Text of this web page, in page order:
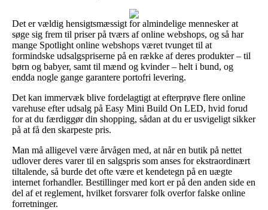
Det er vældig hensigtsmæssigt for almindelige mennesker at
søge sig frem til priser på tværs af online webshops, og så har
mange Spotlight online webshops været tvunget til at
formindske udsalgspriserne på en række af deres produkter – til
børn og babyer, samt til mænd og kvinder – helt i bund, og
endda nogle gange garantere portofri levering.
Det kan immervæk blive fordelagtigt at efterprøve flere online
varehuse efter udsalg på Easy Mini Build On LED, hvid forud
for at du færdiggør din shopping, sådan at du er usvigeligt sikker
på at få den skarpeste pris.
Man må alligevel være årvågen med, at når en butik på nettet
udlover deres varer til en salgspris som anses for ekstraordinært
tiltalende, så burde det ofte være et kendetegn på en uægte
internet forhandler. Bestillinger med kort er på den anden side en
del af et reglement, hvilket forsvarer folk overfor falske online
forretninger.